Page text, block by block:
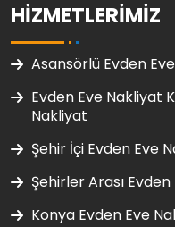
HIZMETLERIMIZ
Asansörlü Evden
Evden Eve Nakliyat
Nakliyat
Şehir İçi Evden Eve
Şehirler Arası
Konya Evden Eve